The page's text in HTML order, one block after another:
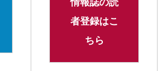
情報誌の読
者登録はこ
ちら